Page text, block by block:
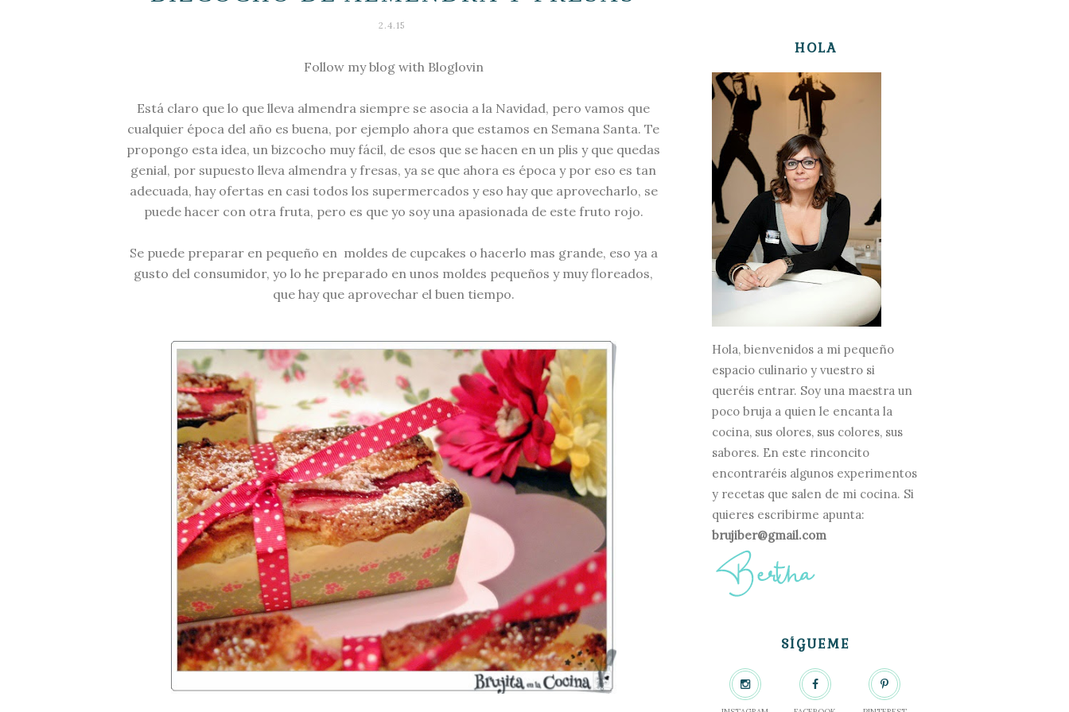
2.4.15
Follow my blog with Bloglovin
Está claro que lo que lleva almendra siempre se asocia a la Navidad, pero vamos que
cualquier época del año es buena, por ejemplo ahora que estamos en Semana Santa. Te
propongo esta idea, un bizcocho muy fácil, de esos que se hacen en un plis y que quedas
genial, por supuesto lleva almendra y fresas, ya se que ahora es época y por eso es tan
adecuada, hay ofertas en casi todos los supermercados y eso hay que aprovecharlo, se
puede hacer con otra fruta, pero es que yo soy una apasionada de este fruto rojo.
Se puede preparar en pequeño en moldes de cupcakes o hacerlo mas grande, eso ya a
gusto del consumidor, yo lo he preparado en unos moldes pequeños y muy floreados,
que hay que aprovechar el buen tiempo.
HOLA
Hola, bienvenidos a mi pequeño
espacio culinario y vuestro si
queréis entrar. Soy una maestra un
poco bruja a quien le encanta la
cocina, sus olores, sus colores, sus
sabores. En este rinconcito
encontraréis algunos experimentos
y recetas que salen de mi cocina. Si
quieres escribirme apunta:
brujiber@gmail.com
SÍGUEME